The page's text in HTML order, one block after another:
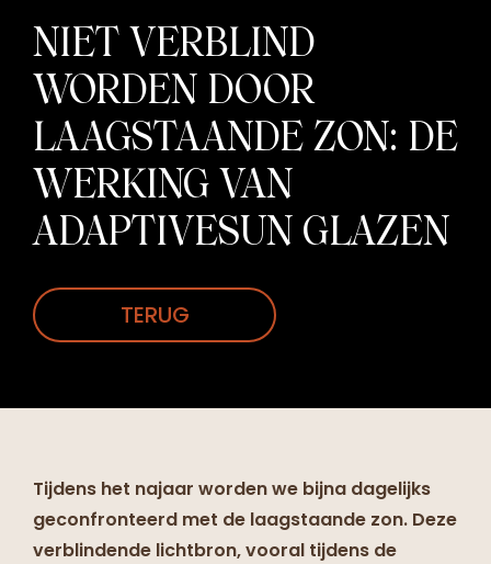
NIET VERBLIND
WORDEN DOOR
LAAGSTAANDE ZON: DE
WERKING VAN
ADAPTIVESUN GLAZEN
TERUG
Tijdens het najaar worden we bijna dagelijks
geconfronteerd met de laagstaande zon. Deze
verblindende lichtbron, vooral tijdens de